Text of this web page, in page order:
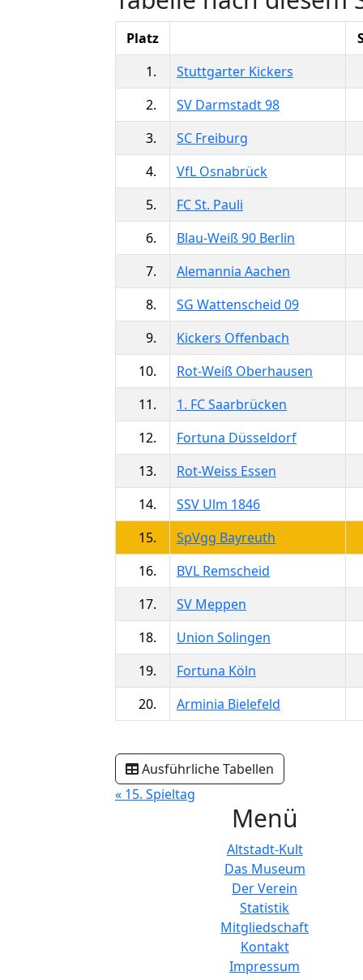
Platz
1.
Stuttgarter Kickers
2.
SV Darmstadt 98
3.
SC Freiburg
4.
VfL Osnabrück
5.
FC St. Pauli
6.
Blau-Weiß 90 Berlin
7.
Alemannia Aachen
8.
SG Wattenscheid 09
9.
Kickers Offenbach
10.
Rot-Weiß Oberhausen
11.
1. FC Saarbrücken
12.
Fortuna Düsseldorf
13.
Rot-Weiss Essen
14.
SSV Ulm 1846
15.
SpVgg Bayreuth
16.
BVL Remscheid
17.
SV Meppen
18.
Union Solingen
19.
Fortuna Köln
20.
Arminia Bielefeld
Ausführliche Tabellen
« 15. Spieltag
Menü
Altstadt-Kult
Das Museum
Der Verein
Statistik
Mitgliedschaft
Kontakt
Impressum